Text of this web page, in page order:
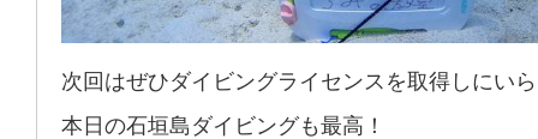
次回はぜひダイビングライセンスを取得しにい
本日の石垣島ダイビングも最高！